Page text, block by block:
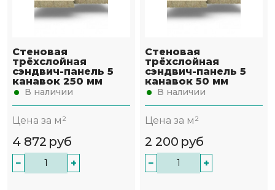
Стеновая
трёхслойная
сэндвич-панель 5
канавок 250 мм
В наличии
Цена за м²
4 872 руб
− +
Стеновая
трёхслойная
сэндвич-панель 5
канавок 50 мм
В наличии
Цена за м²
2 200 руб
− +